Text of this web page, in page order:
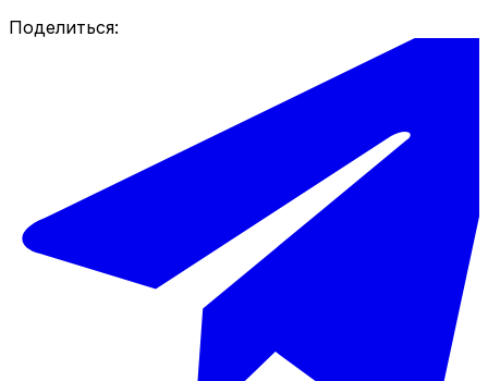
Поделиться: